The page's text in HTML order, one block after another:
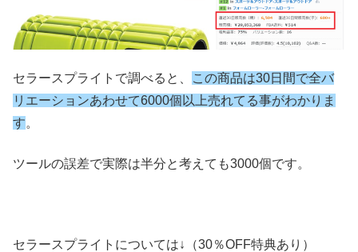
セラースプライトで調べると、
この商品は30日間で全バ
リエーションあわせて6000個以上売れてる事がわかりま
す。
ツールの誤差で実際は半分と考えても3000個です。
セラースプライトについては↓（30％OFF特典あり）